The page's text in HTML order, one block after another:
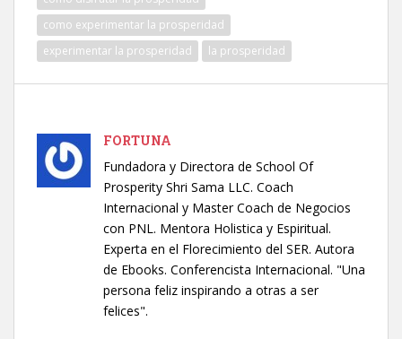
como experimentar la prosperidad
experimentar la prosperidad
la prosperidad
FORTUNA
Fundadora y Directora de School Of
Prosperity Shri Sama LLC. Coach
Internacional y Master Coach de Negocios
con PNL. Mentora Holistica y Espiritual.
Experta en el Florecimiento del SER. Autora
de Ebooks. Conferencista Internacional. "Una
persona feliz inspirando a otras a ser
felices".